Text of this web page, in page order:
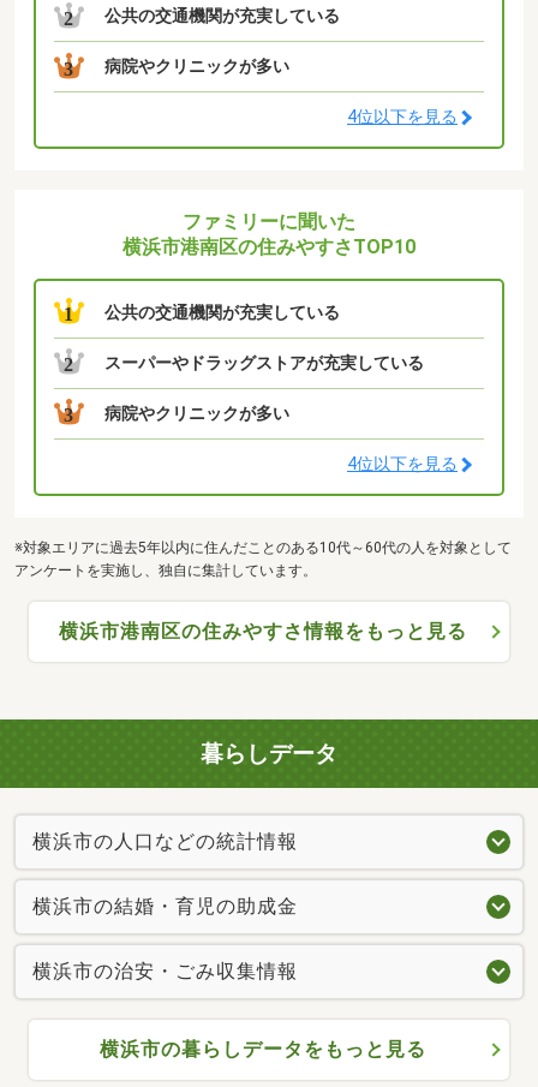
2 公共の交通機関が充実している
3 病院やクリニックが多い
4位以下を見る
ファミリーに聞いた
横浜市港南区の住みやすさTOP10
1 公共の交通機関が充実している
2 スーパーやドラッグストアが充実している
3 病院やクリニックが多い
4位以下を見る
※対象エリアに過去5年以内に住んだことのある10代～60代の人を対象として
アンケートを実施し、独自に集計しています。
横浜市港南区の住みやすさ情報をもっと見る
暮らしデータ
横浜市の人口などの統計情報
横浜市の結婚・育児の助成金
横浜市の治安・ごみ収集情報
横浜市の暮らしデータをもっと見る